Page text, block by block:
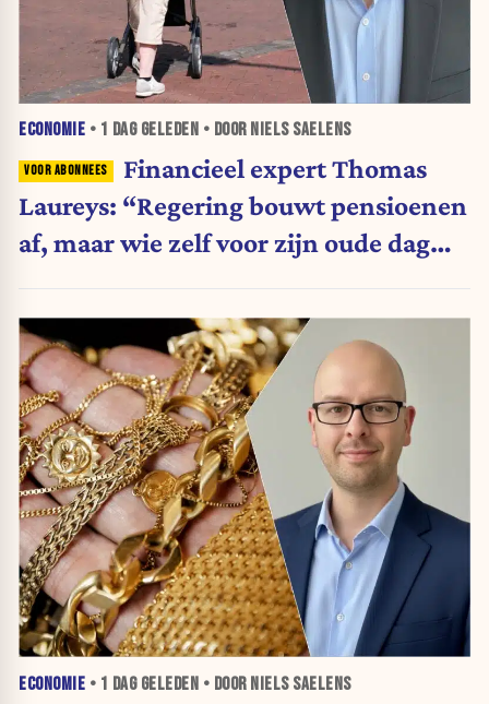
ECONOMIE • 1 DAGGELEDEN • DOOR NIELS SAELENS
Financieel expert Thomas
Laureys: “Regering bouwt pensioenen
af, maar wie zelf voor zijn oude dag
ECONOMIE • 1 DAGGELEDEN • DOOR NIELS SAELENS